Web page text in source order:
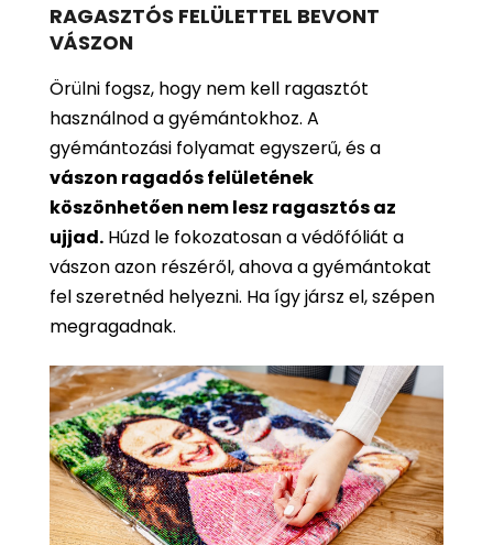
RAGASZTÓS FELÜLETTEL BEVONT
VÁSZON
Örülni fogsz, hogy nem kell ragasztót
használnod a gyémántokhoz. A
gyémántozási folyamat egyszerű, és a
vászon ragadós felületének
köszönhetően nem lesz ragasztós az
ujjad. Húzd le fokozatosan a védőfóliát a
vászon azon részéről, ahova a gyémántokat
fel szeretnéd helyezni. Ha így jársz el, szépen
megragadnak.